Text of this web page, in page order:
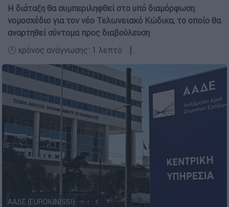
Η διάταξη θα συμπεριληφθεί στο υπό διαμόρφωση
νομοσχέδιο για τον νέο Τελωνειακό Κώδικα, το οποίο θα
αναρτηθεί σύντομα προς διαβούλευση
🕛 χρόνος ανάγνωσης: 1 λεπτό ┋
ΑΑΔΕ (EUROKINISSI)